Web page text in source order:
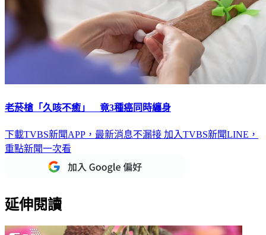
老菸槍「久咳不癒」 竟3種癌同時纏身
下載TVBS新聞APP，最新消息不漏接 加入TVBS新聞LINE，
重點新聞一次看
延伸閱讀